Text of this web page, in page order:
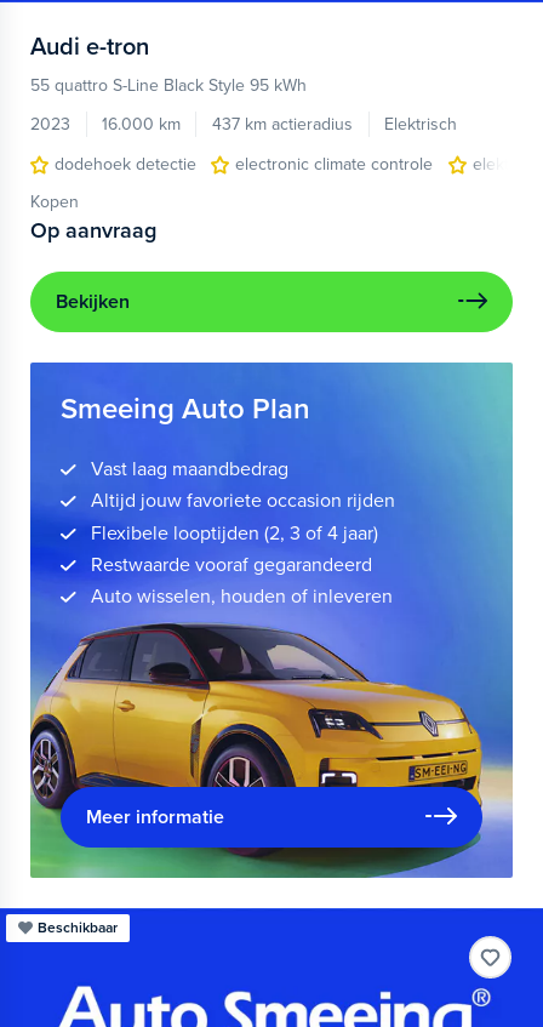
Audi e-tron
55 quattro S-Line Black Style 95 kWh
2023
16.000 km 437 km actieradius
Elektrisch
dodehoek detectie
electronic climate controle
Kopen
Op aanvraag
Bekijken
Smeeing Auto Plan
Vast laag maandbedrag
Altijd jouw favoriete occasion rijden
Flexibele looptijden (2, 3 of 4 jaar)
Restwaarde vooraf gegarandeerd
Auto wisselen, houden of inleveren
Meer informatie
Beschikbaar